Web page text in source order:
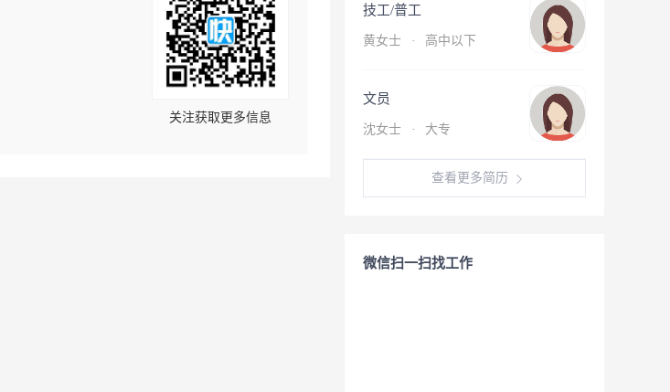
关注获取更多信息
技工/普工
黄女士 · 高中以下
文员
沈女士 · 大专
查看更多简历
微信扫一扫找工作